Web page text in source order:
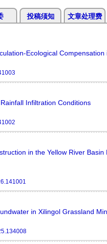
投稿须知 文章处理费
Ecological Compensation
Infiltration Conditions
in the Yellow River
in Xilingol Grassland